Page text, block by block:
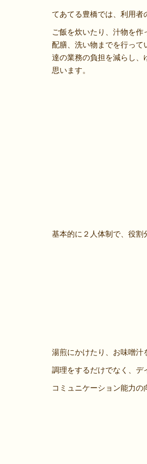
てあてる豊橋では、利用者
ご飯を炊いたり、汁物を
配膳、洗い物までを行っ
達の業務の負担を減らし、
思います。
基本的に２人体制で、役割
湯煎にかけたり、お味噌汁
調理をするだけでなく、デ
コミュニケーション能力の